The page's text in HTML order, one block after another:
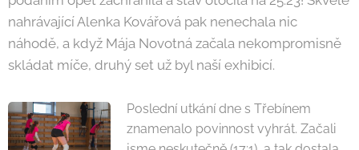
nahrávající Alenka Kovářová pak nenechala nic
náhodě, a když Mája Novotná začala nekompromisně
skládat míče, druhý set už byl naší exhibicí.
Poslední utkání dne s Třebínem
znamenalo povinnost vyhrát. Začali